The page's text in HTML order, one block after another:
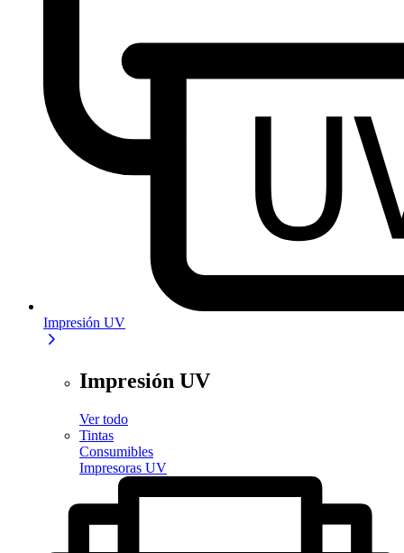
Impresión UV
Impresión UV
Ver todo
Tintas
Consumibles
Impresoras UV